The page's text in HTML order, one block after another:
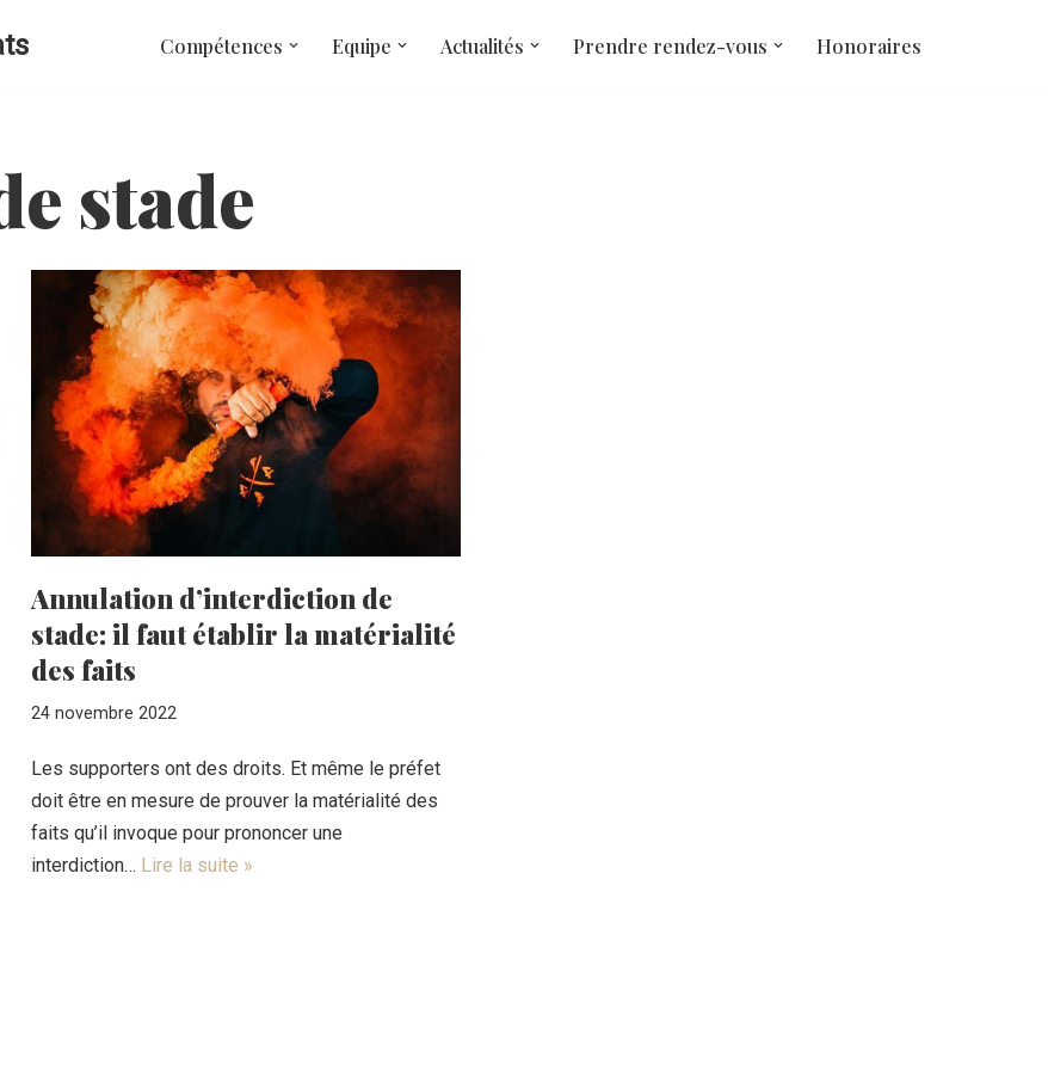
Compétences Equipe Actualités Prendre rendez-vous Honoraires
stade
Annulation d’interdiction de
stade: il faut établir la matérialité
des faits
24 novembre 2022
Les supporters ont des droits. Et même le préfet
doit être en mesure de prouver la matérialité des
faits qu’il invoque pour prononcer une
interdiction… Lire la suite »